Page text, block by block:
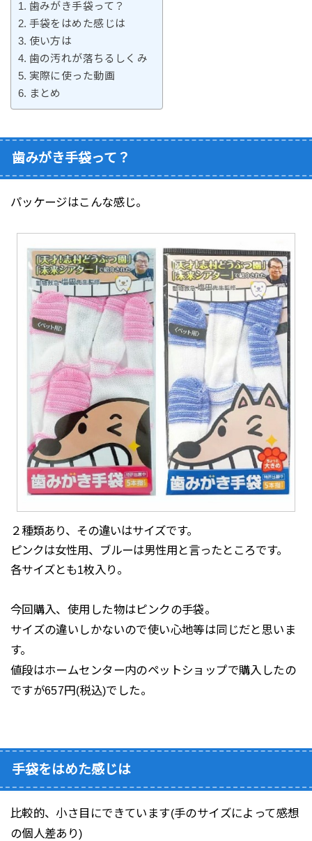
歯みがき手袋って？
手袋をはめた感じは
使い方は
歯の汚れが落ちるしくみ
実際に使った動画
まとめ
歯みがき手袋って？
パッケージはこんな感じ。
２種類あり、その違いはサイズです。
ピンクは女性用、ブルーは男性用と言ったところです。
各サイズとも1枚入り。
今回購入、使用した物はピンクの手袋。
サイズの違いしかないので使い心地等は同じだと思いま
す。
値段はホームセンター内のペットショップで購入したの
ですが657円(税込)でした。
手袋をはめた感じは
比較的、小さ目にできています(手のサイズによって感想
の個人差あり)